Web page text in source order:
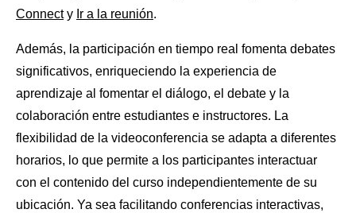
Connecty Ir a la reunión.
Además, la participación en tiempo real fomenta debates
significativos, enriqueciendo la experiencia de
aprendizaje al fomentar el diálogo, el debate y la
colaboración entre estudiantes e instructores. La
flexibilidad de la videoconferencia se adapta a diferentes
horarios, lo que permite a los participantes interactuar
con el contenido del curso independientemente de su
ubicación. Ya sea facilitando conferencias interactivas,